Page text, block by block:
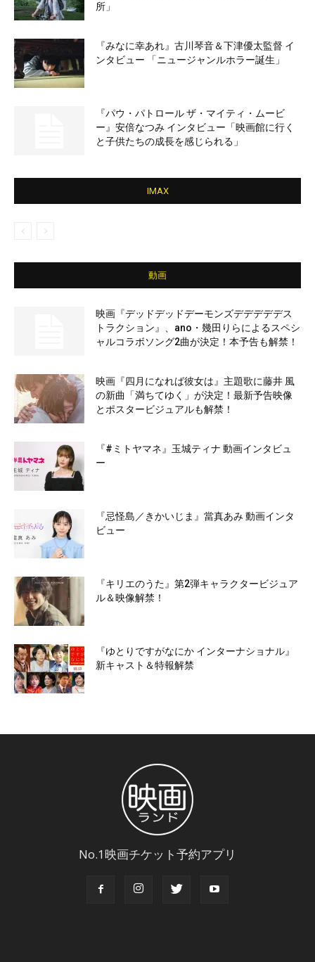
所」
『みなに幸あれ』古川琴音＆下津優太監督 イ
ンタビュー 「ニュージャンルホラー誕生」
『パウ・パトロール ザ・マイティ・ムービ
ー』安倍なつみ インタビュー「映画館に行く
と子供たちの成長を感じられる」
IMAX
動画
映画『デッドデッドデーモンズデデデデデス
トラクション』、ano・幾田りらによるスペシ
ャルコラボソング2曲が決定！本予告も解禁！
映画『四月になれば彼女は』主題歌に藤井 風
の新曲「満ちてゆく」が決定！最新予告映像
とポスタービジュアルも解禁！
『#ミトヤマネ』玉城ティナ 動画インタビュ
ー
『忌怪島／きかいじま』當真あみ 動画インタ
ビュー
『キリエのうた』第2弾キャラクタービジュア
ル＆映像解禁！
『ゆとりですがなにか インターナショナル』
新キャスト＆特報解禁
No.1映画チケット予約アプリ